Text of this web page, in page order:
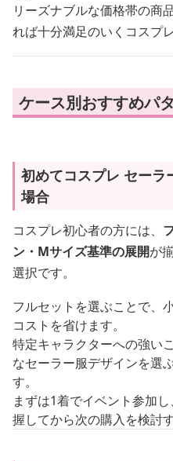
リーズナブルな価格帯の商
れば十分満足のいくコスプ
ケース別おすすめパ
初めてコスプレ セーラ
場合
コスプレ初心者の方には、
ン・Mサイズ基準の展開が
選択です。
フルセットを選ぶことで、
コストを省けます。
特定キャラクターへの強い
なセーラー服デザインを選
す。
まずは1着でイベント参加
握してから次の購入を検討